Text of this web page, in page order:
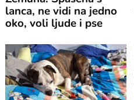
lanca, ne vidi na jedno
oko, voli ljude i pse